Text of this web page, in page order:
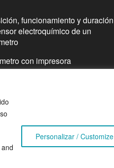
Personalizar / Customize
funcionamiento y duración
electroquímico de un
con impresora
antiarranque. Alcolock
interlock breathalyzer